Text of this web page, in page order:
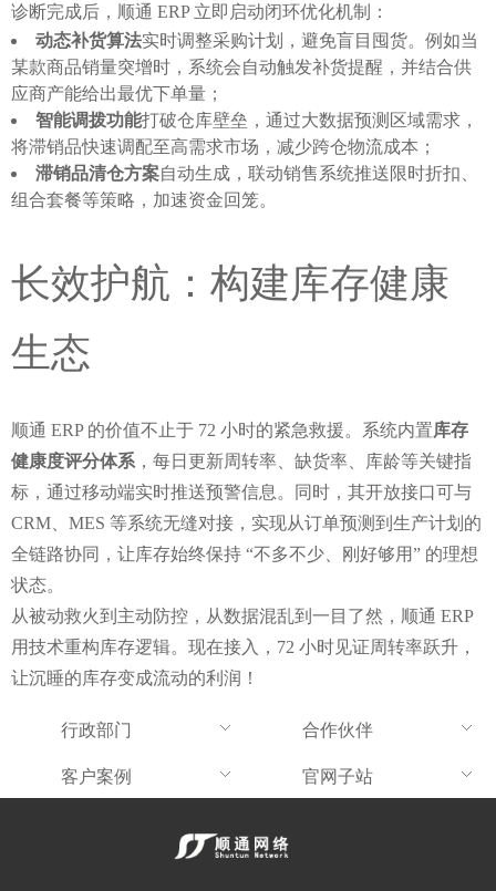
诊断完成后，顺通 ERP 立即启动闭环优化机制：
动态补货算法实时调整采购计划，避免盲目囤货。例如当
某款商品销量突增时，系统会自动触发补货提醒，并结合供
应商产能给出最优下单量；
智能调拨功能打破仓库壁垒，通过大数据预测区域需求，
将滞销品快速调配至高需求市场，减少跨仓物流成本；
滞销品清仓方案自动生成，联动销售系统推送限时折扣、
组合套餐等策略，加速资金回笼。
长效护航：构建库存健康
生态
顺通 ERP 的价值不止于 72 小时的紧急救援。系统内置库存
健康度评分体系 ，每日更新周转率、缺货率、库龄等关键指
标，通过移动端实时推送预警信息。同时，其开放接口可与
CRM、MES 等系统无缝对接，实现从订单预测到生产计划的
全链路协同，让库存始终保持 “不多不少、刚好够用” 的理想
状态。
从被动救火到主动防控，从数据混乱到一目了然，顺通 ERP
用技术重构库存逻辑。现在接入，72 小时见证周转率跃升，
让沉睡的库存变成流动的利润！
行政部门
合作伙伴
客户案例
官网子站